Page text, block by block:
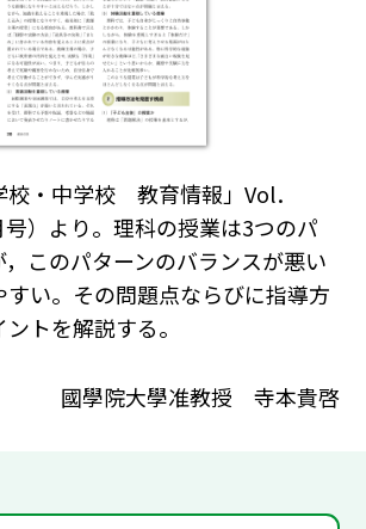
校・中学校 教育情報」Vol．
）より。理科の授業は3つのパ
このパターンのバランスが悪い
すい。その問題点ならびに指導方
トを解説する。
國學院大學准教授 寺本貴啓